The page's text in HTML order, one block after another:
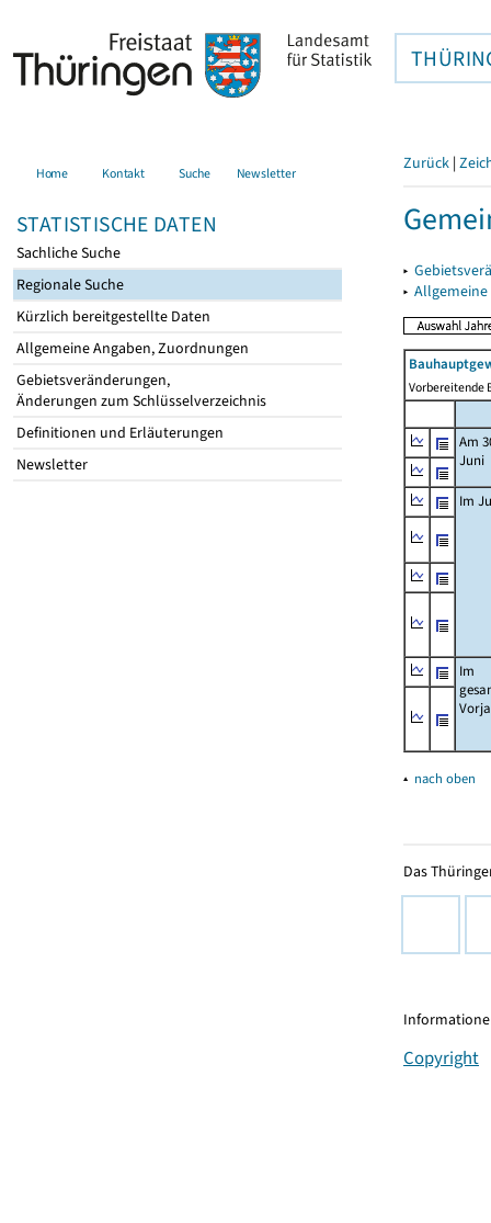
Home Kontakt Suche Newsletter
STATISTISCHE DATEN
Sachliche Suche
Regionale Suche
Kürzlich bereitgestellte Daten
Allgemeine Angaben, Zuordnungen
Gebietsveränderungen,
Änderungen zum Schlüsselverzeichnis
Definitionen und Erläuterungen
Newsletter
Zurück |
▸
▸
Vorbereitende
Am
Juni
Im
Im
▴ nach oben
Das
Copyright